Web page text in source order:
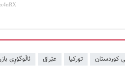
کوردستان تورکیا عێراق ئاڵوگۆڕی